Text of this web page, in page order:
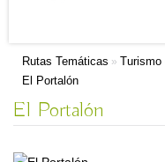
Rutas Temáticas » Turismo
El Portalón
El Portalón